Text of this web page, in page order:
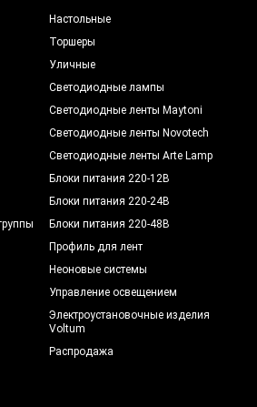
Настольные
Торшеры
Уличные
Светодиодные лампы
Светодиодные ленты Maytoni
Светодиодные ленты Novotech
Светодиодные ленты Arte Lamp
Блоки питания 220-12В
Блоки питания 220-24В
Блоки питания 220-48В
Профиль для лент
Неоновые системы
Управление освещением
Электроустановочные изделия
Voltum
Распродажа